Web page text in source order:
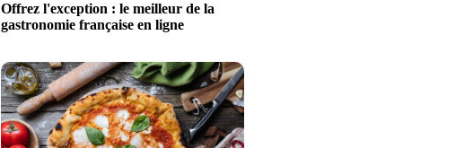
Offrez l'exception : le meilleur de la
gastronomie française en ligne